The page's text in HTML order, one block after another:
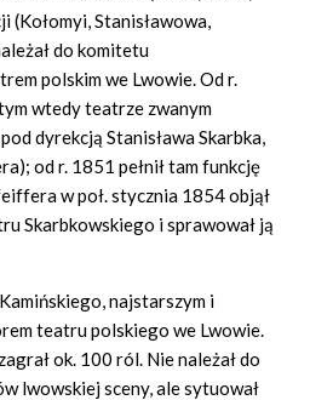
(Kołomyi, Stanisławowa,
do komitetu
polskim we Lwowie. Od r.
wtedy teatrze zwanym
dyrekcją Stanisława Skarbka,
od r. 1851 pełnił tam funkcję
w poł. stycznia 1854 objął
Skarbkowskiego i sprawował ją
najstarszym i
teatru polskiego we Lwowie.
ok. 100 ról. Nie należał do
lwowskiej sceny, ale sytuował